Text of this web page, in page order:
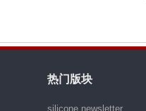
热门版块
silicone newsletter